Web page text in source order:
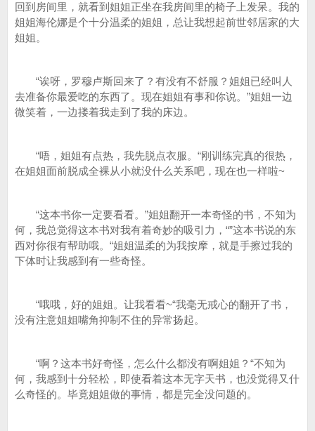
回到房间里，就看到姐姐正坐在我房间里的椅子上发呆。我的
姐姐海伦娜是个十分温柔的姐姐，总让我想起前世邻居家的大
姐姐。
“诶呀，罗穆卢斯回来了？有没有不舒服？姐姐已经叫人
去准备你最爱吃的东西了。现在姐姐有事和你说。”姐姐一边
微笑着，一边搂着我走到了我的床边。
“唔，姐姐有点热，我先脱点衣服。“刚训练完真的很热，
在姐姐面前脱成全裸从小就没什么关系吧，现在也一样啦~
“这本书你一定要看看。”姐姐翻开一本奇怪的书，不知为
何，我总觉得这本书对我有着奇妙的吸引力，“”这本书说的东
西对你很有帮助哦。“姐姐温柔的为我按摩，就是手擦过我的
下体时让我感到有一些奇怪。
“哦哦，好的姐姐。让我看看~“我毫无戒心的翻开了书，
没有注意姐姐嘴角抑制不住的异常扬起。
“啊？这本书好奇怪，怎么什么都没有啊姐姐？“不知为
何，我感到十分轻松，即使看着这本无字天书，也没觉得又什
么奇怪的。毕竟姐姐做的事情，都是完全没问题的。